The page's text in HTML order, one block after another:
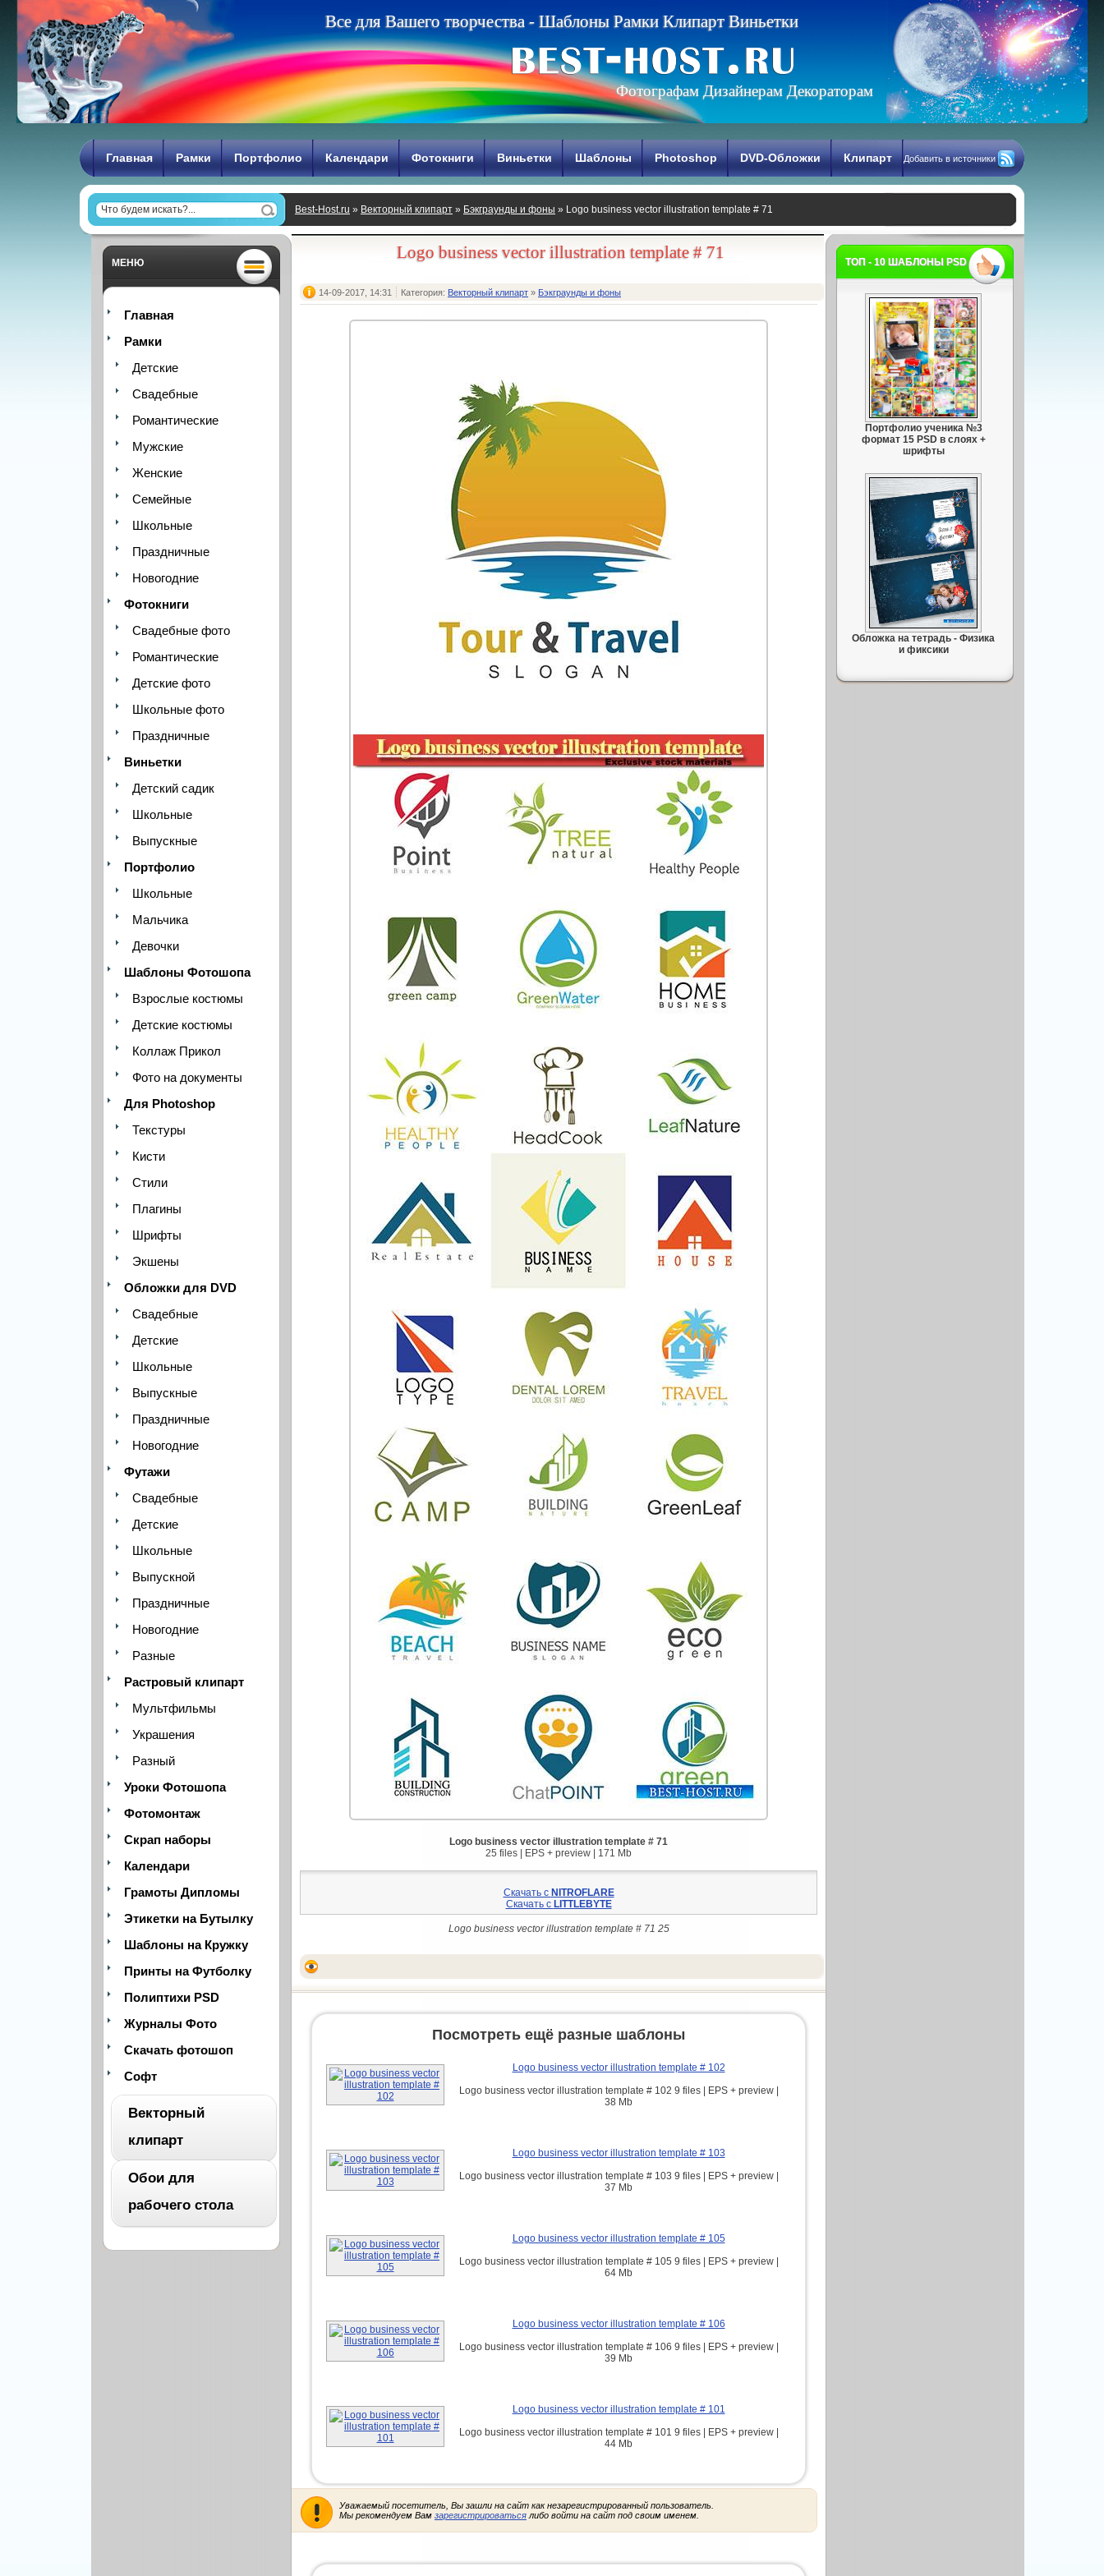
Все для Вашего творчества - Шаблоны Рамки Клипарт Виньетки
Фотографам Дизайнерам Декораторам
Главная Рамки Портфолио Календари Фотокниги Виньетки Шаблоны Photoshop DVD-Обложки Клипарт Добавить в источники
Best-Host.ru » Векторный клипарт » Бэкграунды и фоны » Logo business vector illustration template # 71
МЕНЮ
Главная
Рамки
Детские
Свадебные
Романтические
Мужские
Женские
Семейные
Школьные
Праздничные
Новогодние
Фотокниги
Свадебные фото
Романтические
Детские фото
Школьные фото
Праздничные
Виньетки
Детский садик
Школьные
Выпускные
Портфолио
Школьные
Мальчика
Девочки
Шаблоны Фотошопа
Взрослые костюмы
Детские костюмы
Коллаж Прикол
Фото на документы
Для Photoshop
Текстуры
Кисти
Стили
Плагины
Шрифты
Экшены
Обложки для DVD
Свадебные
Детские
Школьные
Выпускные
Праздничные
Новогодние
Футажи
Свадебные
Детские
Школьные
Выпускной
Праздничные
Новогодние
Разные
Растровый клипарт
Мультфильмы
Украшения
Разный
Уроки Фотошопа
Фотомонтаж
Скрап наборы
Календари
Грамоты Дипломы
Этикетки на Бутылку
Шаблоны на Кружку
Принты на Футболку
Полиптихи PSD
Журналы Фото
Скачать фотошоп
Софт
Векторный
клипарт
Архитектура
Обои для
рабочего стола
ВСЕ
Logo business vector illustration template # 71
14-09-2017, 14:31 Категория: Векторный клипарт » Бэкграунды и фоны
Logo business vector illustration template # 71
25 files | EPS + preview | 171 Mb
Скачать с NITROFLARE
Скачать с LITTLEBYTE
Logo business vector illustration template # 71 25
Посмотреть ещё разные шаблоны
Logo business vector illustration template # 102
Logo business vector illustration template # 102 9 files | EPS + preview |
38 Mb
Logo business vector illustration template # 103
Logo business vector illustration template # 103 9 files | EPS + preview |
37 Mb
Logo business vector illustration template # 105
Logo business vector illustration template # 105 9 files | EPS + preview |
64 Mb
Logo business vector illustration template # 106
Logo business vector illustration template # 106 9 files | EPS + preview |
39 Mb
Logo business vector illustration template # 101
Logo business vector illustration template # 101 9 files | EPS + preview |
44 Mb
Уважаемый посетитель, Вы зашли на сайт как незарегистрированный пользователь.
Мы рекомендуем Вам зарегистрироваться либо войти на сайт под своим именем.
ТОП - 10 ШАБЛОНЫ PSD
Портфолио ученика №3
формат 15 PSD в слоях +
шрифты
Обложка на тетрадь - Физика
и фиксики